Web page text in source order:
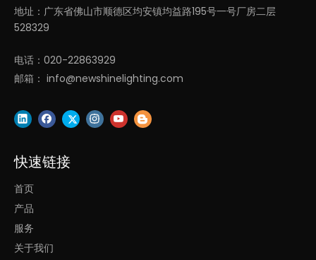
凌轩家族
仓库
地址：广东省佛山市顺德区均安镇均益路195号一号厂房二层
528329
电话：020-22863929
邮箱： info@newshinelighting.com
快速链接
首页
产品
服务
关于我们